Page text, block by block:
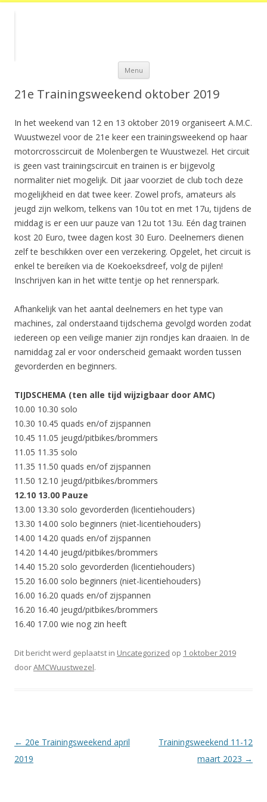
Menu Spring
de
inhoud
21e Trainingsweekend oktober 2019
In het weekend van 12 en 13 oktober 2019 organiseert A.M.C.
Wuustwezel voor de 21e keer een trainingsweekend op haar
motorcrosscircuit de Molenbergen te Wuustwezel. Het circuit
is geen vast trainingscircuit en trainen is er bijgevolg
normaliter niet mogelijk. Dit jaar voorziet de club toch deze
mogelijkheid en dat twee keer. Zowel profs, amateurs als
jeugd zijn welkom, telkens van 10u tot en met 17u, tijdens de
middag is er een uur pauze van 12u tot 13u. Eén dag trainen
kost 20 Euro, twee dagen kost 30 Euro. Deelnemers dienen
zelf te beschikken over een verzekering. Opgelet, het circuit is
enkel te bereiken via de Koekoeksdreef, volg de pijlen!
Inschrijven kan in het witte tentje op het rennerspark.
Afhankelijk van het aantal deelnemers en het type van
machines, zal onderstaand tijdschema gevolgd worden zodat
iedereen op een veilige manier zijn rondjes kan draaien. In de
namiddag zal er voor onderscheid gemaakt worden tussen
gevorderden en beginners.
TIJDSCHEMA (ten alle tijd wijzigbaar door AMC)
10.00 10.30 solo
10.30 10.45 quads en/of zijspannen
10.45 11.05 jeugd/pitbikes/brommers
11.05 11.35 solo
11.35 11.50 quads en/of zijspannen
11.50 12.10 jeugd/pitbikes/brommers
12.10 13.00 Pauze
13.00 13.30 solo gevorderden (licentiehouders)
13.30 14.00 solo beginners (niet-licentiehouders)
14.00 14.20 quads en/of zijspannen
14.20 14.40 jeugd/pitbikes/brommers
14.40 15.20 solo gevorderden (licentiehouders)
15.20 16.00 solo beginners (niet-licentiehouders)
16.00 16.20 quads en/of zijspannen
16.20 16.40 jeugd/pitbikes/brommers
16.40 17.00 wie nog zin heeft
Dit bericht werd geplaatst in Uncategorized op 1 oktober 2019
doorAMCWuustwezel.
Berichtnavigatie
← 20e Trainingsweekend april
2019
Trainingsweekend 11-12
maart 2023 →